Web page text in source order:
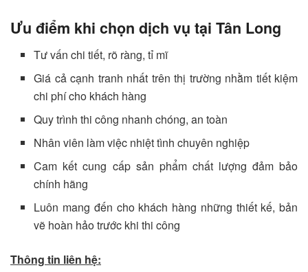
Ưu điểm khi chọn dịch vụ tại Tân Long
Tư vấn chi tiết, rõ ràng, tỉ mĩ
Giá cả cạnh tranh nhất trên thị trường nhằm tiết kiệm
chi phí cho khách hàng
Quy trình thi công nhanh chóng, an toàn
Nhân viên làm việc nhiệt tình chuyên nghiệp
Cam kết cung cấp sản phẩm chất lượng đảm bảo
chính hãng
Luôn mang đến cho khách hàng những thiết kế, bản
vẽ hoàn hảo trước khi thi công
Thông tin liên hệ: